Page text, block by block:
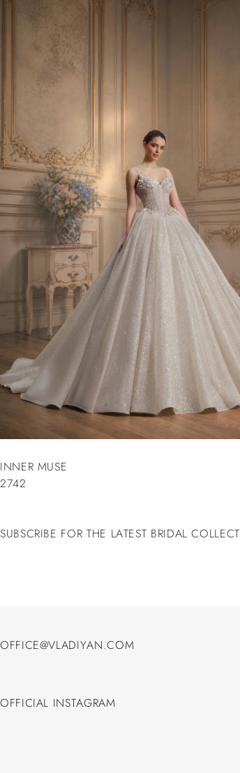
INNER MUSE
2742
SUBSCRIBE FOR THE LATEST BRIDAL
OFFICE@VLADIYAN.COM
OFFICIAL INSTAGRAM